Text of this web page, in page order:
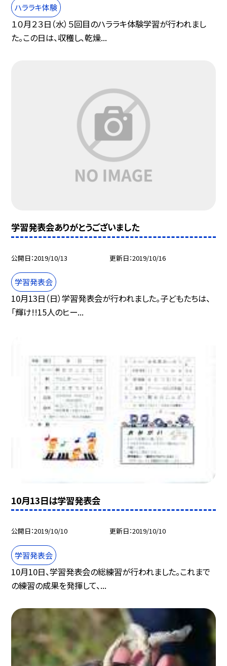
ハララキ体験
１０月２３日（水）５回目のハララキ体験学習が行われまし
た。この日は、収穫し、乾燥...
学習発表会ありがとうございました
公開日 2019/10/13 更新日 2019/10/16
学習発表会
10月13日（日）学習発表会が行われました。子どもたちは、
「輝け!!15人のヒー...
10月13日は学習発表会
公開日 2019/10/10 更新日 2019/10/10
学習発表会
10月10日、学習発表会の総練習が行われました。これまで
の練習の成果を発揮して、...